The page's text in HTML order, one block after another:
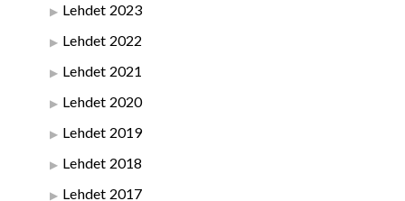
Lehdet 2023
Lehdet 2022
Lehdet 2021
Lehdet 2020
Lehdet 2019
Lehdet 2018
Lehdet 2017